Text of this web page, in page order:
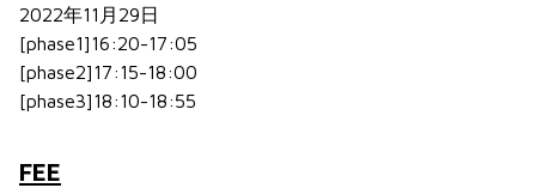
2022年11月29日
[phase1]16:20-17:05
[phase2]17:15-18:00
[phase3]18:10-18:55
FEE